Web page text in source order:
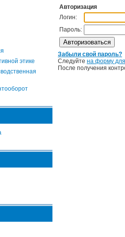
этике
Авторизация
Логин:
Пароль:
Забыли свой пароль?
Следуйте на форму
После получения